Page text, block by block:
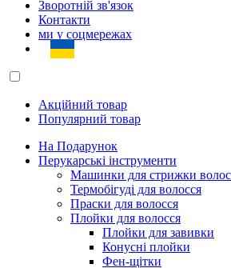
Зворотній зв'язок
Контакти
ми у соцмережах
Акційний товар
Популярний товар
На Подарунок
Перукарські інструменти
Машинки для стрижки
Термобігуді для волосся
Праски для волосся
Плойки для волосся
Плойки для завивки
Конусні плойки
Фен-щітки